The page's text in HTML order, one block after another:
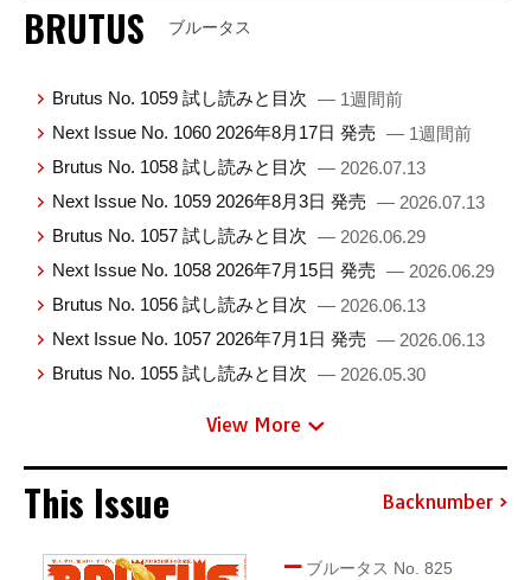
BRUTUS ブルータス
Brutus No. 1059 試し読みと目次 — 1週間前
Next Issue No. 1060 2026年8月17日 発売 — 1週間前
Brutus No. 1058 試し読みと目次 — 2026.07.13
Next Issue No. 1059 2026年8月3日 発売 — 2026.07.13
Brutus No. 1057 試し読みと目次 — 2026.06.29
Next Issue No. 1058 2026年7月15日 発売 — 2026.06.29
Brutus No. 1056 試し読みと目次 — 2026.06.13
Next Issue No. 1057 2026年7月1日 発売 — 2026.06.13
Brutus No. 1055 試し読みと目次 — 2026.05.30
View More
This Issue Backnumber
ブルータス No. 825